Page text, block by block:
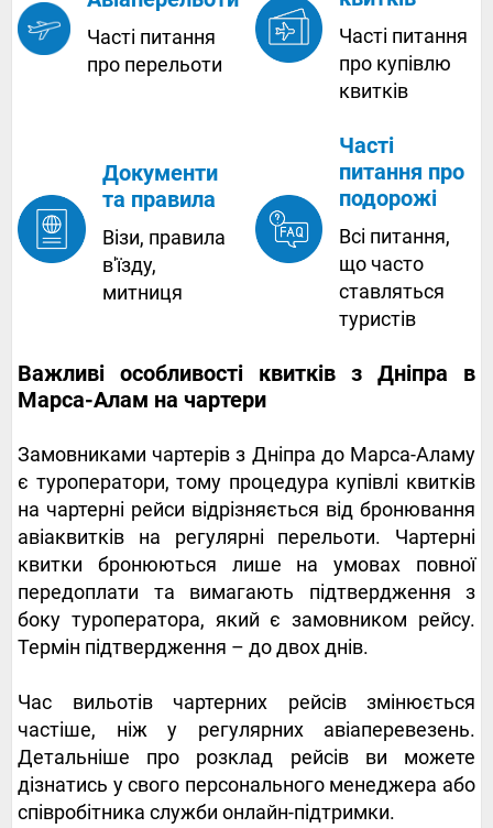
Часті питання
про перельоти
Часті питання
про купівлю
квитків
Документи
та правила
Візи, правила
в'їзду,
митниця
Часті
питання про
подорожі
Всі питання,
що часто
ставляться
туристів
Важливі особливості квитків з Дніпра в
Марса-Алам на чартери
Замовниками чартерів з Дніпра до Марса-Аламу
є туроператори, тому процедура купівлі квитків
на чартерні рейси відрізняється від бронювання
авіаквитків на регулярні перельоти. Чартерні
квитки бронюються лише на умовах повної
передоплати та вимагають підтвердження з
боку туроператора, який є замовником рейсу.
Термін підтвердження – до двох днів.
Час вильотів чартерних рейсів змінюється
частіше, ніж у регулярних авіаперевезень.
Детальніше про розклад рейсів ви можете
дізнатись у свого персонального менеджера або
співробітника служби онлайн-підтримки.